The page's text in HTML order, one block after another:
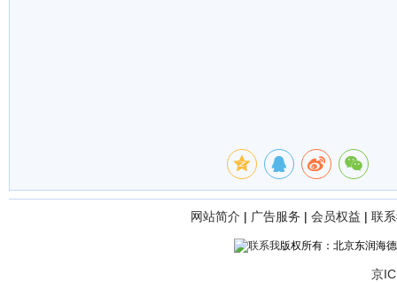
网站简介 | 广告服务 | 会员权益 | 联
版权所有：北京东润海
京